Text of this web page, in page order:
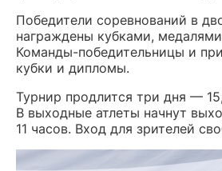
Победители соревнований в
награждены кубками,
Команды-победительницы и
кубки и дипломы.
Турнир продлится три дня —
В выходные атлеты начнут
11 часов. Вход для зрителей